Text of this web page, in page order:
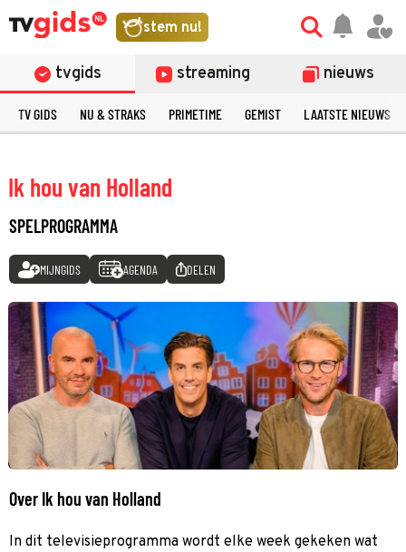
stem nu!
tvgids streaming nieuws
TV GIDS NU & STRAKS PRIMETIME GEMIST LAATSTE NIEUWS
Ik hou van Holland
SPELPROGRAMMA
MIJNGIDS AGENDA DELEN
Over Ik hou van Holland
In dit televisieprogramma wordt elke week gekeken wat